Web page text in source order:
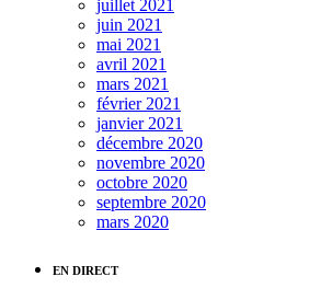
juillet 2021
juin 2021
mai 2021
avril 2021
mars 2021
février 2021
janvier 2021
décembre 2020
novembre 2020
octobre 2020
septembre 2020
mars 2020
EN DIRECT